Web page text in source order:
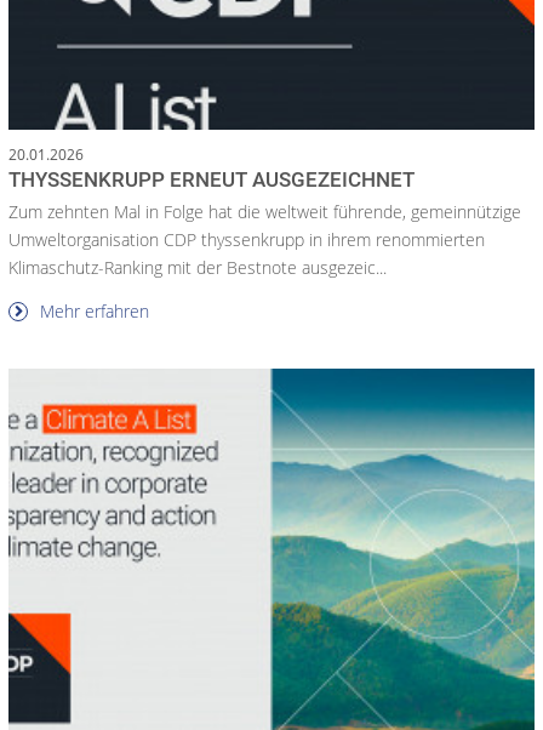
20.01.2026
THYSSENKRUPP ERNEUT AUSGEZEICHNET
Zum zehnten Mal in Folge hat die weltweit führende, gemeinnützige
Umweltorganisation CDP thyssenkrupp in ihrem renommierten
Klimaschutz-Ranking mit der Bestnote ausgezeic...
Mehr erfahren